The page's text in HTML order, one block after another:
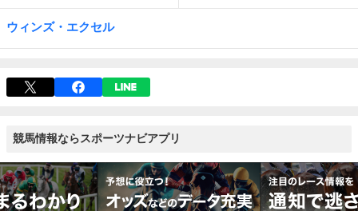
ウィンズ・エクセル
競馬情報ならスポーツナビアプリ